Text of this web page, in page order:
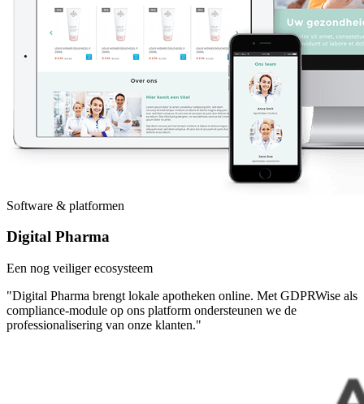
Software & platformen
Digital Pharma
Een nog veiliger ecosysteem
"Digital Pharma brengt lokale apotheken online. Met GDPRWise als
compliance-module op ons platform ondersteunen we de
professionalisering van onze klanten."